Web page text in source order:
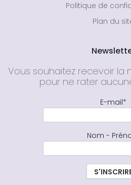
Politique de
Plan du
Vous souhaitez recevoir la
pour ne rater
E-mail*
Nom -